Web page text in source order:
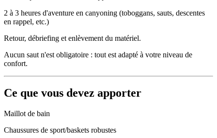
2 à 3 heures d'aventure en canyoning (toboggans, sauts, descentes
en rappel, etc.)
Retour, débriefing et enlèvement du matériel.
Aucun saut n'est obligatoire : tout est adapté à votre niveau de
confort.
Ce que vous devez apporter
Maillot de bain
Chaussures de sport/baskets robustes